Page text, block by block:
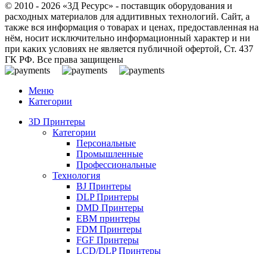
© 2010 - 2026 «3Д Ресурс» - поставщик оборудования и
расходных материалов для аддитивных технологий. Сайт, а
также вся информация о товарах и ценах, предоставленная на
нём, носит исключительно информационный характер и ни
при каких условиях не является публичной офертой, Ст. 437
ГК РФ. Все права защищены
Меню
Категории
3D Принтеры
Категории
Персональные
Промышленные
Профессиональные
Технология
BJ Принтеры
DLP Принтеры
DMD Принтеры
EBM принтеры
FDM Принтеры
FGF Принтеры
LCD/DLP Принтеры